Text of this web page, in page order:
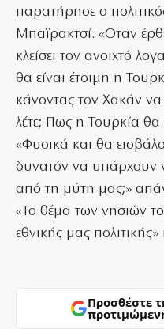
παρατήρησε ο
Μπαϊρακτσί. «Οταν
κλείσει τον ανοιχτό
θα είναι έτοιμη η
κάνοντας τον Χακάν
λέτε; Πως η Τουρκία θα
«Φυσικά και θα
δυνατόν να υπάρχουν
από τη μύτη μας;»
«Το θέμα των νησιών
εθνικής μας
Προσθέστε